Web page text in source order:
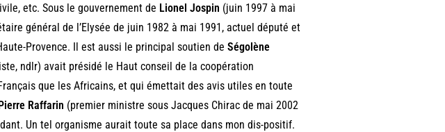
etc. Sous le gouvernement de Lionel Jospin (juin 1997 à mai
général de l’Elysée de juin 1982 à mai 1991, actuel député et
Provence. Il est aussi le principal soutien de Ségolène
ndlr) avait présidé le Haut conseil de la coopération
que les Africains, et qui émettait des avis utiles en toute
Raffarin (premier ministre sous Jacques Chirac de mai 2002
Un tel organisme aurait toute sa place dans mon dis-positif.